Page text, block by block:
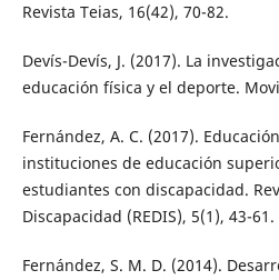
Revista Teias, 16(42), 70-82.
Devís-Devís, J. (2017). La
educación física y el deporte.
Fernández, A. C. (2017).
instituciones de educación
estudiantes con discapacidad.
Discapacidad (REDIS), 5(1), 43-61.
Fernández, S. M. D. (2014).